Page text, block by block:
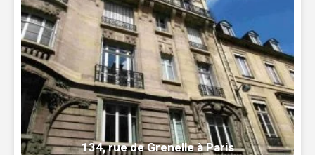
134, rue de Grenelle à Paris